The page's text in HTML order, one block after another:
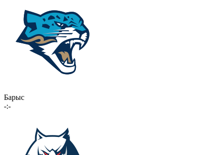
Барыс
-:-